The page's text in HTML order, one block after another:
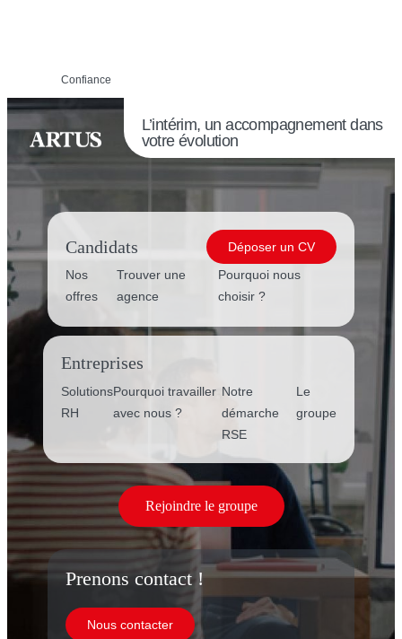
Confiance
L’intérim, un accompagnement dans
votre évolution
Candidats
Déposer un CV
Nos
offres
Trouver une
agence
Pourquoi nous
choisir ?
Entreprises
Solutions
RH
Pourquoi travailler
avec nous ?
Notre
démarche
RSE
Le
groupe
Rejoindre le groupe
Prenons contact !
Nous contacter